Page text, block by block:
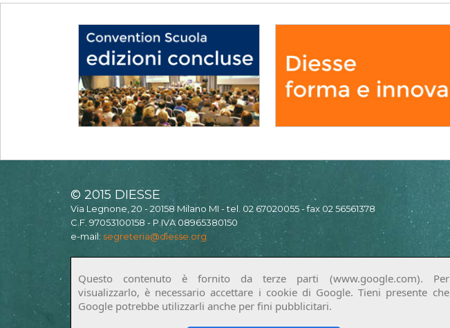
© 2015 DIESSE
Via Legnone, 20 - 20158 Milano MI - tel. 02 67020055 - fax 02 56561378
C.F. 97053100158 - P.IVA 08965380150
e-mail: segreteria@diesse.org
Questo contenuto è fornito da terze parti (www.google.com). Per
visualizzarlo, è necessario accettare i cookie di Google. Tieni presente che
Google potrebbe utilizzarli anche per fini pubblicitari.